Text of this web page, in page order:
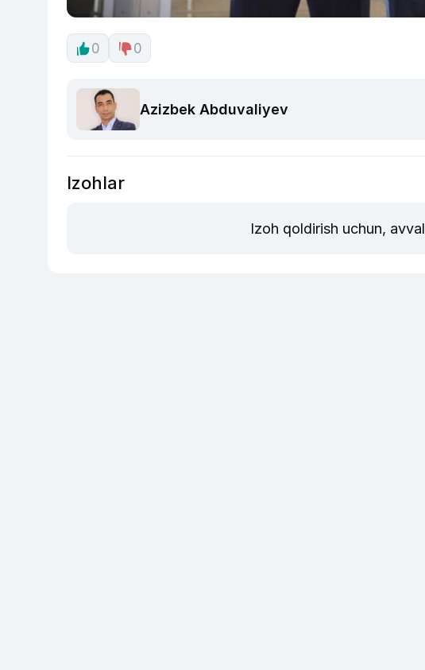
0 0
Azizbek Abduvaliyev
Izohlar
Izoh qoldirish uchun, avval